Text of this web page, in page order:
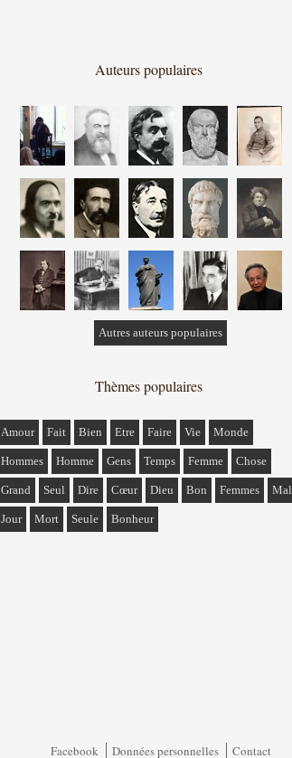
Auteurs populaires
Autres auteurs populaires
Thèmes populaires
Amour Fait Bien Etre Faire Vie Monde
Hommes Homme Gens Temps Femme Chose
Grand Seul Dire Cœur Dieu Bon Femmes Mal
Jour Mort Seule Bonheur
Facebook
Données personnelles Contact